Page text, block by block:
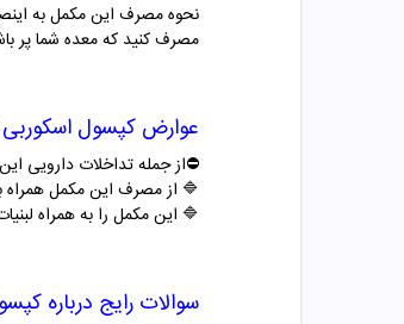
مصرف کنید که معده شما پر
عوارض کپسول
⛔️از جمله تداخلات دارویی
🔷 از مصرف این مکمل همراه
🔷 این مکمل را به همراه لبنیات مصرف نکنید و 1 الی 2
سوالات رایج درباره